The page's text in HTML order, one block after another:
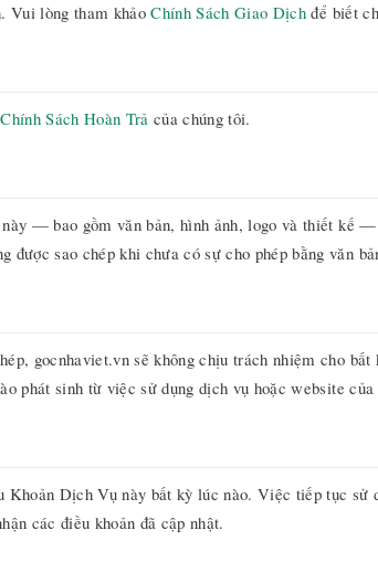
Vui lòng tham khảoChính Sách Giao Dịch để biết
Chính Sách Hoàn Trả của chúng tôi.
— bao gồm văn bản, hình ảnh, logo và thiết kế —
được sao chép khi chưa có sự cho phép bằng văn
gocnhaviet.vn sẽ không chịu trách nhiệm cho
phát sinh từ việc sử dụng dịch vụ hoặc website
Khoản Dịch Vụ này bất kỳ lúc nào. Việc tiếp tục sử
các điều khoản đã cập nhật.